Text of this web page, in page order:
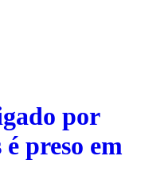
por
preso em